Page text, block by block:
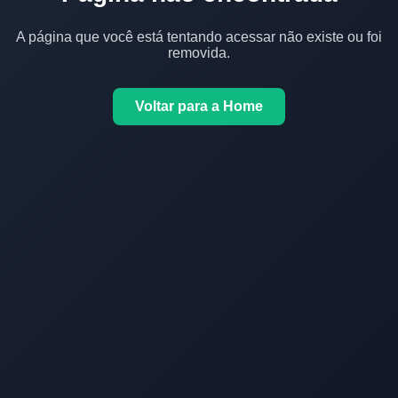
A página que você está tentando acessar não existe ou foi
removida.
Voltar para a Home